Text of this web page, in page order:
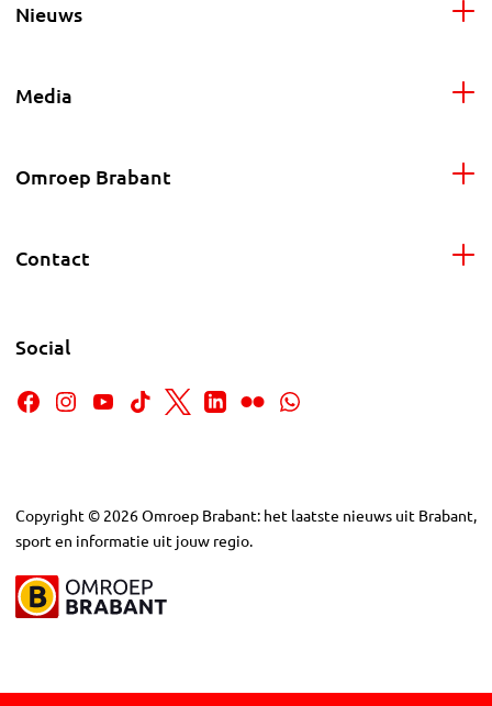
Nieuws
Media
Omroep Brabant
Contact
Social
Copyright © 2026Omroep Brabant: het laatste nieuws uit Brabant,
sport en informatie uit jouw regio.